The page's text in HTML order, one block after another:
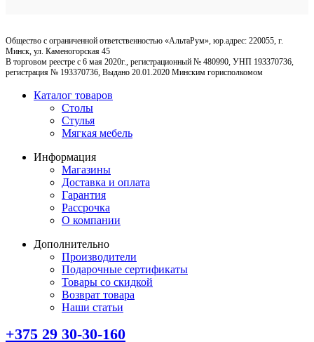
Общество с ограниченной ответственностью «АльтаРум», юр.адрес: 220055, г.
Минск, ул. Каменогорская 45
В торговом реестре с 6 мая 2020г., регистрационный № 480990, УНП 193370736,
регистрация № 193370736, Выдано 20.01.2020 Минским горисполкомом
Каталог товаров
Столы
Стулья
Мягкая мебель
Информация
Магазины
Доставка и оплата
Гарантия
Рассрочка
О компании
Дополнительно
Производители
Подарочные сертификаты
Товары со скидкой
Возврат товара
Наши статьи
+375 29 30-30-160